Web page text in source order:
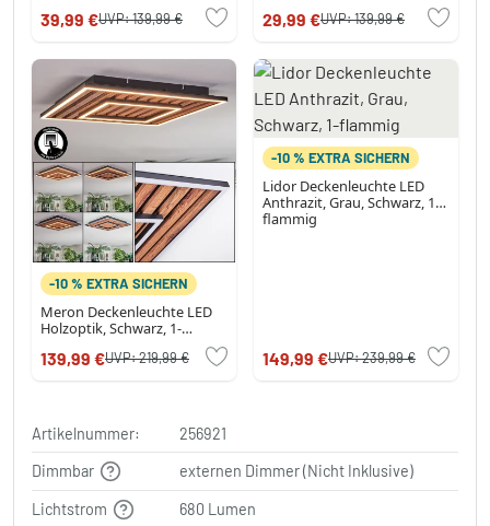
39,99 €UVP:139,99 € 29,99 €UVP:139,99 €
-10 % EXTRA SICHERN
Meron Deckenleuchte LED
Holzoptik, Schwarz, 1-
139,99 €UVP:219,99 €
-10 % EXTRA SICHERN
Lidor Deckenleuchte LED
Anthrazit, Grau, Schwarz, 1-
flammig
149,99 €UVP:239,99 €
Artikelnummer:
256921
Dimmbar
externen Dimmer (Nicht Inklusive)
Lichtstrom 680 Lumen